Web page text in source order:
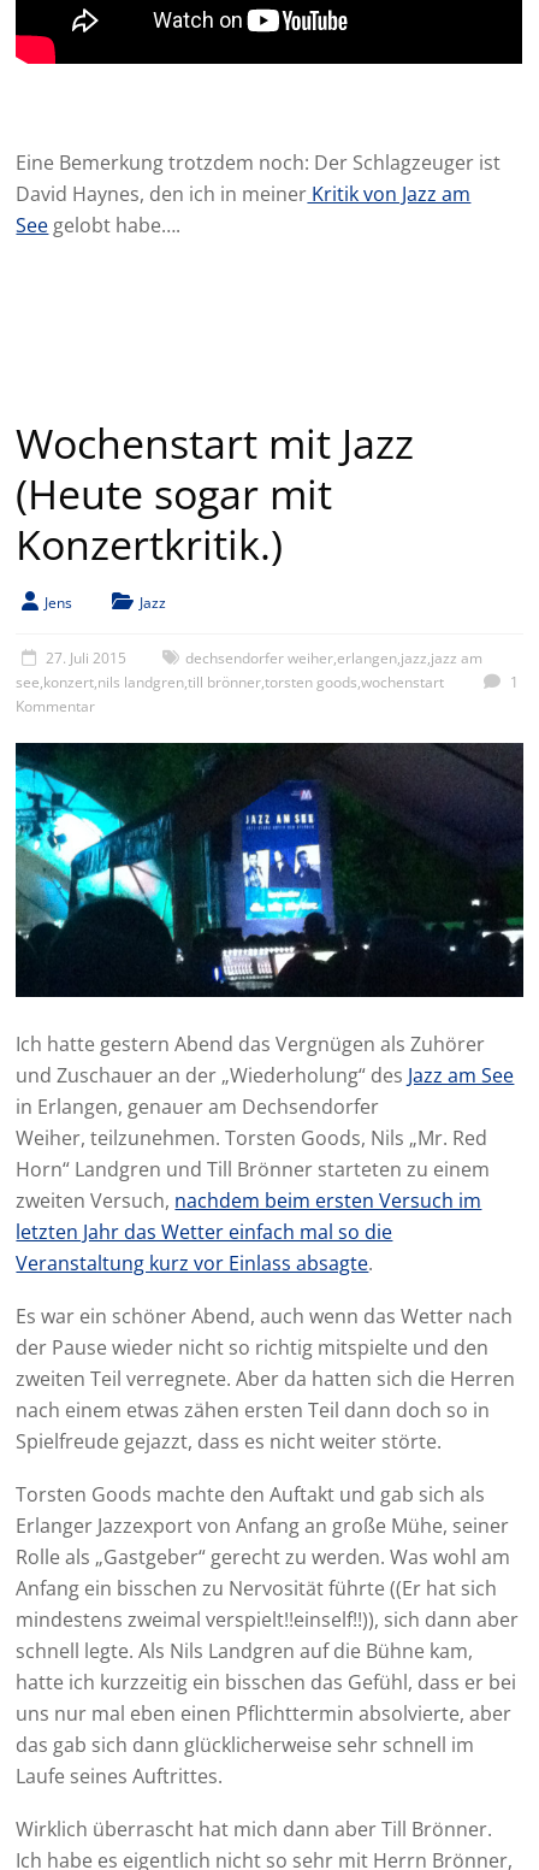
Eine Bemerkung trotzdem noch: Der Schlagzeuger ist
David Haynes, den ich in meiner Kritik von Jazz am
See gelobt habe….
Wochenstart mit Jazz
(Heute sogar mit
Konzertkritik.)
Jens Jazz
27. Juli 2015 dechsendorfer weiher,erlangen,jazz,jazz am
see,konzert,nils landgren,till brönner,torsten goods,wochenstart
1
Kommentar
Ich hatte gestern Abend das Vergnügen als Zuhörer
und Zuschauer an der „Wiederholung“ des Jazz am See
in Erlangen, genauer am Dechsendorfer
Weiher, teilzunehmen. Torsten Goods, Nils „Mr. Red
Horn“ Landgren und Till Brönner starteten zu einem
zweiten Versuch, nachdem beim ersten Versuch im
letzten Jahr das Wetter einfach mal so die
Veranstaltung kurz vor Einlass absagte.
Es war ein schöner Abend, auch wenn das Wetter nach
der Pause wieder nicht so richtig mitspielte und den
zweiten Teil verregnete. Aber da hatten sich die Herren
nach einem etwas zähen ersten Teil dann doch so in
Spielfreude gejazzt, dass es nicht weiter störte.
Torsten Goods machte den Auftakt und gab sich als
Erlanger Jazzexport von Anfang an große Mühe, seiner
Rolle als „Gastgeber“ gerecht zu werden. Was wohl am
Anfang ein bisschen zu Nervosität führte ((Er hat sich
mindestens zweimal verspielt!!einself!!)), sich dann aber
schnell legte. Als Nils Landgren auf die Bühne kam,
hatte ich kurzzeitig ein bisschen das Gefühl, dass er bei
uns nur mal eben einen Pflichttermin absolvierte, aber
das gab sich dann glücklicherweise sehr schnell im
Laufe seines Auftrittes.
Wirklich überrascht hat mich dann aber Till Brönner.
Ich habe es eigentlich nicht so sehr mit Herrn Brönner,